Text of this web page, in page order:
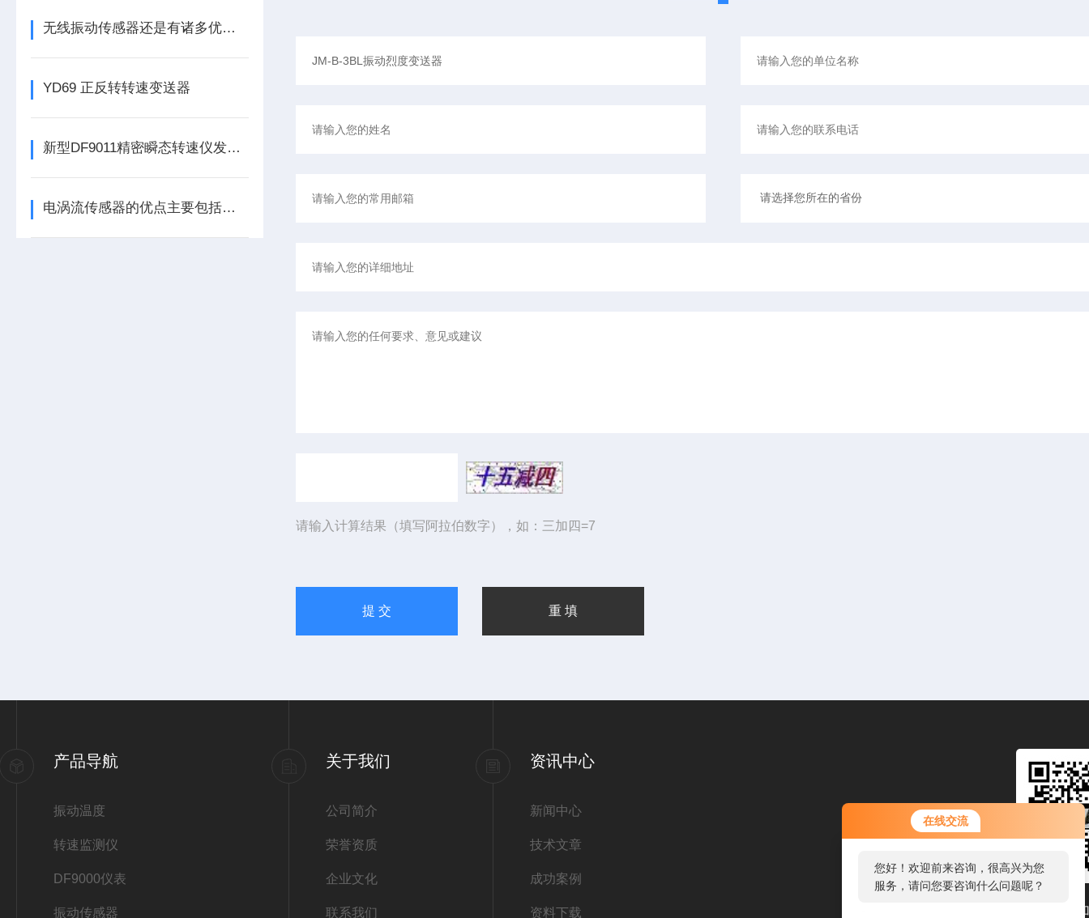
在线交流
您好！欢迎前来咨询，很高兴为您
服务，请问您要咨询什么问题呢？
您好，看您停留很久了，是否找到
了需求产品，您可以直接在线与我
无线振动传感器还是有诸多优势的
YD69 正反转转速变送器
新型DF9011精密瞬态转速仪发布，为工业转速监测带来革新
电涡流传感器的优点主要包括哪几点？
请输入计算结果（填写阿拉伯数字），如：三加四=7
产品导航
振动温度
转速监测仪
DF9000仪表
振动传感器
关于我们
公司简介
荣誉资质
企业文化
联系我们
资讯中心
新闻中心
技术文章
成功案例
资料下载 扫码